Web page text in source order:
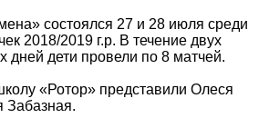
состоялся 27 и 28 июля среди
2018/2019 г.р. В течение двух
дней дети провели по 8 матчей.
«Ротор» представили Олеся
Забазная.